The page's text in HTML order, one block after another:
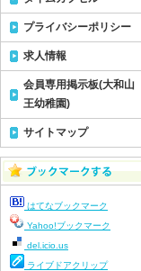
プライバシーポリシー
求人情報
会員専用掲示板(大和山
王幼稚園)
サイトマップ
はてなブックマーク
Yahoo!ブックマーク
del.icio.us
ライブドアクリップ